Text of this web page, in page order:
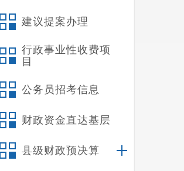
建议提案办理
行政事业性收费项
目
公务员招考信息
财政资金直达基层
县级财政预决算